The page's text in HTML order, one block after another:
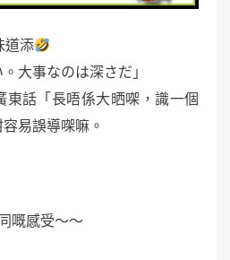
道添
大事なのは深さだ」
東話「長唔係大晒㗎，識一個
易誤導㗎嘛。
嘅感受～～